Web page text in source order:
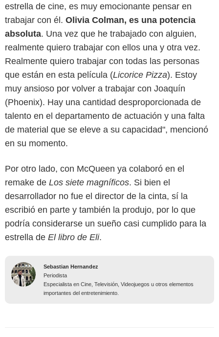
estrella de cine, es muy emocionante pensar en
trabajar con él. Olivia Colman, es una potencia
absoluta. Una vez que he trabajado con alguien,
realmente quiero trabajar con ellos una y otra vez.
Realmente quiero trabajar con todas las personas
que están en esta película (Licorice Pizza). Estoy
muy ansioso por volver a trabajar con Joaquín
(Phoenix). Hay una cantidad desproporcionada de
talento en el departamento de actuación y una falta
de material que se eleve a su capacidad", mencionó
en su momento.
Por otro lado, con McQueen ya colaboró en el
remake de Los siete magníficos. Si bien el
desarrollador no fue el director de la cinta, sí la
escribió en parte y también la produjo, por lo que
podría considerarse un sueño casi cumplido para la
estrella de El libro de Eli.
Sebastian Hernandez
Periodista
Especialista en Cine, Televisión, Videojuegos u otros elementos
importantes del entretenimiento.